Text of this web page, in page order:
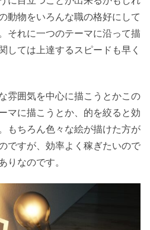
動物をいろんな職の格好にして
それに一つのテーマに沿って描
しては上達するスピードも早く
雰囲気を中心に描こうとかこの
マに描こうとか、的を絞ると効
もちろん色々な絵が描けた方が
ですが、効率よく稼ぎたいので
りなのです。